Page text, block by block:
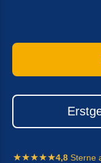
4,8 Sterne